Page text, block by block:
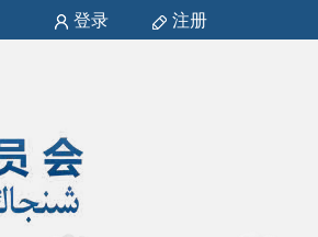
登录 注册